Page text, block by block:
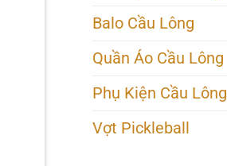
Balo Cầu Lông
Quần Áo Cầu Lông
Phụ Kiện Cầu Lông
Vợt Pickleball